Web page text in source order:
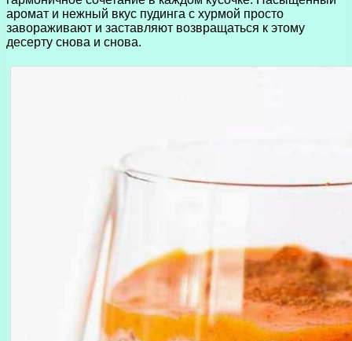
аромат и нежный вкус пудинга с хурмой просто
завораживают и заставляют возвращаться к этому
десерту снова и снова.